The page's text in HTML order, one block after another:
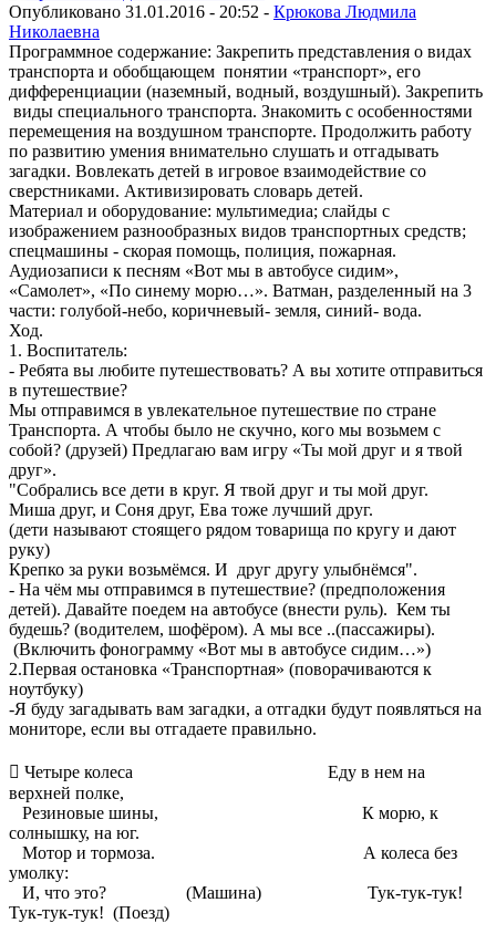
Опубликовано 31.01.2016 - 20:52 - Крюкова Людмила
Николаевна
Программное содержание: Закрепить представления о видах
транспорта и обобщающем понятии «транспорт», его
дифференциации (наземный, водный, воздушный). Закрепить
виды специального транспорта. Знакомить с особенностями
перемещения на воздушном транспорте. Продолжить работу
по развитию умения внимательно слушать и отгадывать
загадки. Вовлекать детей в игровое взаимодействие со
сверстниками. Активизировать словарь детей.
Материал и оборудование: мультимедиа; слайды с
изображением разнообразных видов транспортных средств;
спецмашины - скорая помощь, полиция, пожарная.
Аудиозаписи к песням «Вот мы в автобусе сидим»,
«Самолет», «По синему морю…». Ватман, разделенный на 3
части: голубой-небо, коричневый- земля, синий- вода.
Ход.
1. Воспитатель:
- Ребята вы любите путешествовать? А вы хотите отправиться
в путешествие?
Мы отправимся в увлекательное путешествие по стране
Транспорта. А чтобы было не скучно, кого мы возьмем с
собой? (друзей) Предлагаю вам игру «Ты мой друг и я твой
друг».
"Собрались все дети в круг. Я твой друг и ты мой друг.
Миша друг, и Соня друг, Ева тоже лучший друг.
(дети называют стоящего рядом товарища по кругу и дают
руку)
Крепко за руки возьмёмся. И друг другу улыбнёмся".
- На чём мы отправимся в путешествие? (предположения
детей). Давайте поедем на автобусе (внести руль). Кем ты
будешь? (водителем, шофёром). А мы все ..(пассажиры).
(Включить фонограмму «Вот мы в автобусе сидим…»)
2.Первая остановка «Транспортная» (поворачиваются к
ноутбуку)
-Я буду загадывать вам загадки, а отгадки будут появляться на
мониторе, если вы отгадаете правильно.
 Четыре колеса Еду в нем на
верхней полке,
Резиновые шины, К морю, к
солнышку, на юг.
Мотор и тормоза. А колеса без
умолку:
И, что это? (Машина) Тук-тук-тук!
Тук-тук-тук! (Поезд)